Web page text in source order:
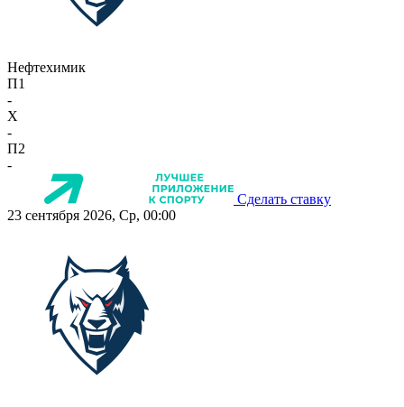
Нефтехимик
П1
-
X
-
П2
-
Сделать ставку
23 сентября 2026, Ср, 00:00